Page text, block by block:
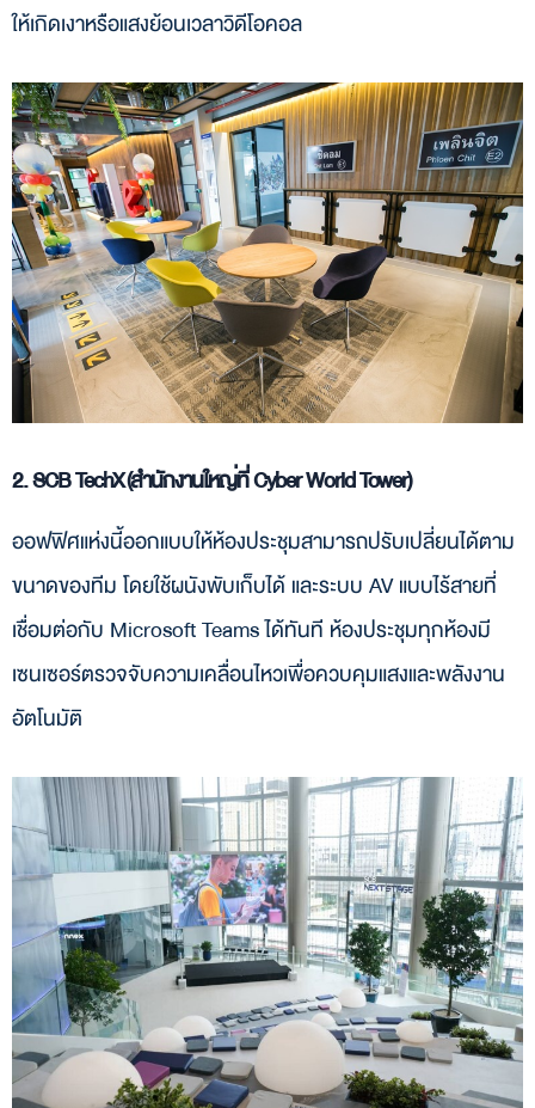
ให้เกิดเงาหรือแสงย้อนเวลาวิดีโอคอล
2. SCB TechX (สำนักงานใหญ่ที่ Cyber World Tower)
ออฟฟิศแห่งนี้ออกแบบให้ห้องประชุมสามารถปรับเปลี่ยนได้ตาม
ขนาดของทีม โดยใช้ผนังพับเก็บได้ และระบบ AV แบบไร้สายที่
เชื่อมต่อกับ Microsoft Teams ได้ทันที ห้องประชุมทุกห้องมี
เซนเซอร์ตรวจจับความเคลื่อนไหวเพื่อควบคุมแสงและพลังงาน
อัตโนมัติ